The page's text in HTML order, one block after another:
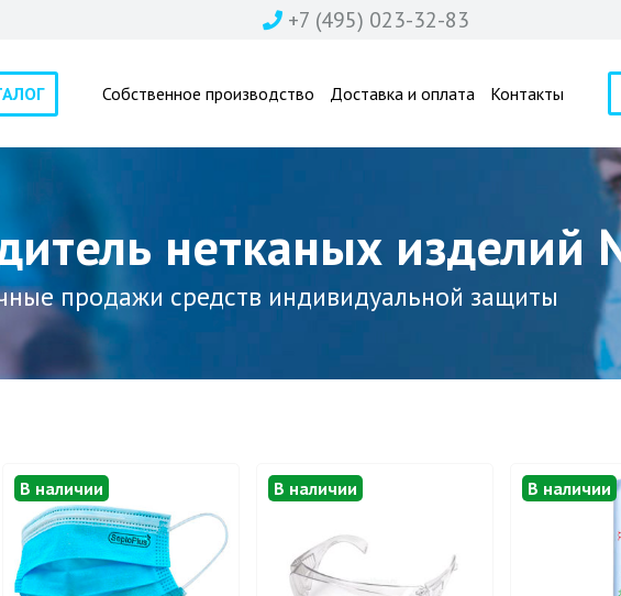
+7 (495) 023-32-83
Собственное производство Доставка и оплата Контакты
нетканых
продажи средств индивидуальной защиты
В наличии В наличии В наличии